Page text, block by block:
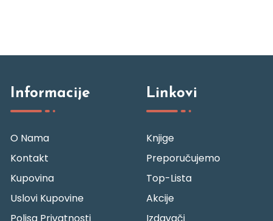
Informacije
O Nama
Kontakt
Kupovina
Uslovi Kupovine
Linkovi
Knjige
Preporučujemo
Top-Lista
Akcije